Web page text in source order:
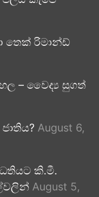
තෙක් රිමාන්ඩ්
– වෛද්‍ය සුගත්
August 6,
කි.මී.
August 5,